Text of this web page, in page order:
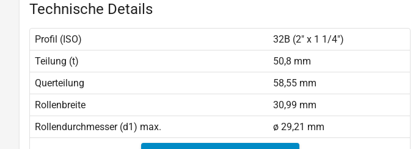
Technische Details
Profil (ISO)
32B (2" x 1 1/4")
Teilung (t)
50,8 mm
Querteilung
58,55 mm
Rollenbreite
30,99 mm
Rollendurchmesser (d1) max.
ø 29,21 mm